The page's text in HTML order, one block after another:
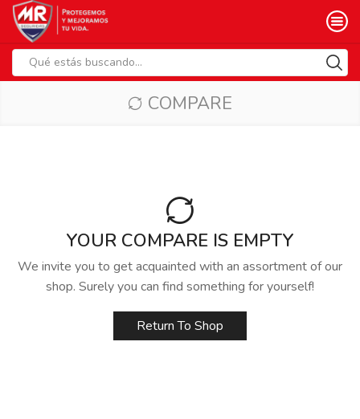
input
COMPARE
YOUR COMPARE IS EMPTY
We invite you to get acquainted with an assortment of our
shop. Surely you can find something for yourself!
Return To Shop